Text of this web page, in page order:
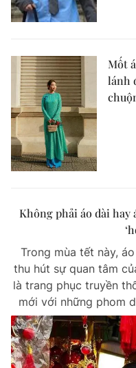
Mốt
lánh
Không phải áo dài hay
Trong mùa tết này,
thu hút sự quan tâm
là trang phục truyền
mới với những phom